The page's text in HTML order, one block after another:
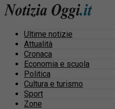
Ultime notizie
Attualità
Cronaca
Economia e scuola
Politica
Cultura e turismo
Sport
Zone